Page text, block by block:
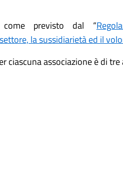
come previsto dal “
la sussidiarietà ed il
ciascuna associazione è di